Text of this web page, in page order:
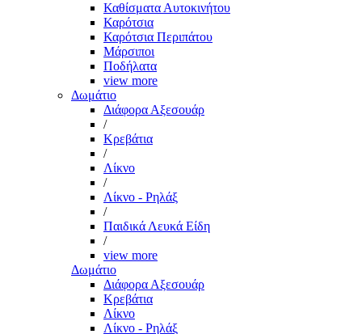
Καθίσματα Αυτοκινήτου
Καρότσια
Καρότσια Περιπάτου
Μάρσιποι
Ποδήλατα
view more
Δωμάτιο
Διάφορα Αξεσουάρ
/
Κρεβάτια
/
Λίκνο
/
Λίκνο - Ρηλάξ
/
Παιδικά Λευκά Είδη
/
view more
Δωμάτιο
Διάφορα Αξεσουάρ
Κρεβάτια
Λίκνο
Λίκνο - Ρηλάξ